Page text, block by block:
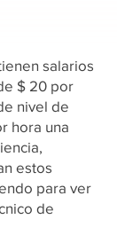
salarios
$ 20 por
nivel de
hora una
estos
para ver
de